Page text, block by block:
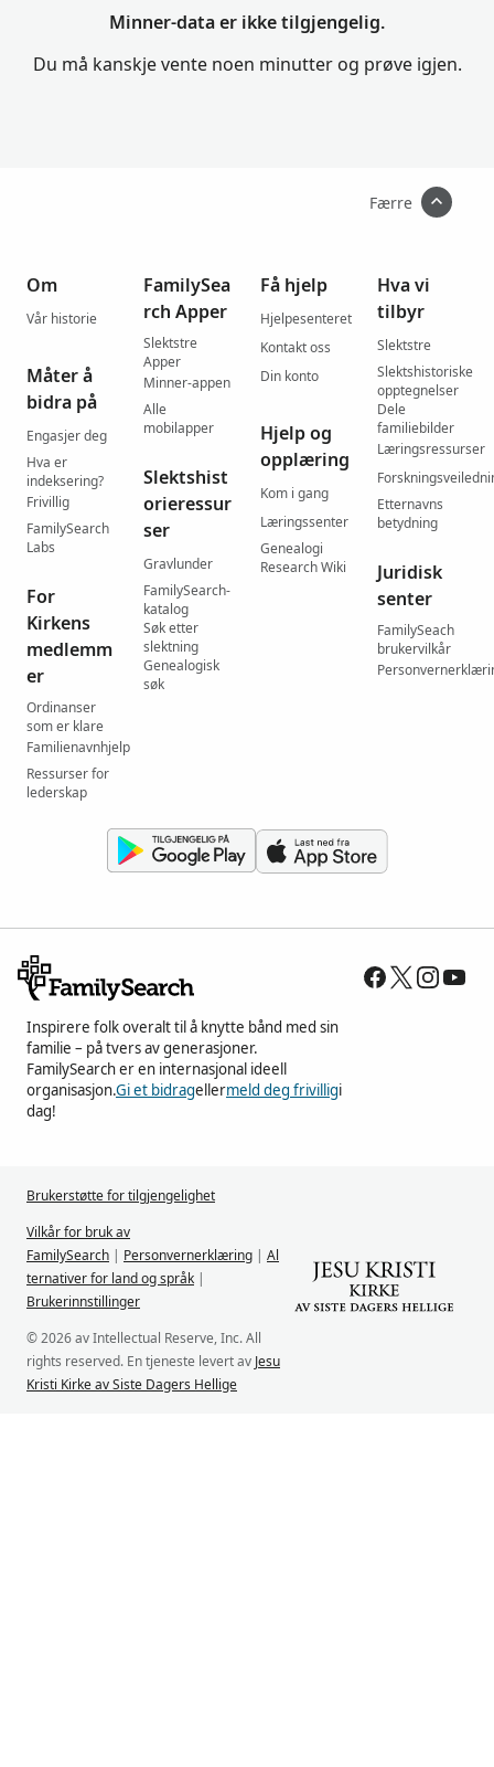
Minner-data er ikke tilgjengelig.
Du må kanskje vente noen minutter og prøve igjen.
Færre
Om
Vår historie
Måter å
bidra på
Engasjer deg
Hva er
indeksering?
Frivillig
FamilySearch
Labs
For
Kirkens
medlemm
er
Ordinanser
som er klare
Familienavnhjelp
Ressurser for
lederskap
FamilySea
rch Apper
Slektstre
Apper
Minner-appen
Alle
mobilapper
Slektshist
orieressur
ser
Gravlunder
FamilySearch-
katalog
Søk etter
slektning
Genealogisk
søk
Få hjelp
Hjelpesenteret
Kontakt oss
Din konto
Hjelp og
opplæring
Kom i gang
Læringssenter
Genealogi
Research Wiki
Hva vi
tilbyr
Slektstre
Slektshistoriske
opptegnelser
Dele
familiebilder
Læringsressurser
Etternavns
betydning
Juridisk
senter
FamilySeach
brukervilkår
Inspirere folk overalt til å knytte bånd med sin
familie – på tvers av generasjoner.
FamilySearch er en internasjonal ideell
organisasjon.Gi et bidragellermeld deg frivilligi
dag!
Brukerstøtte for tilgjengelighet
Vilkår for bruk av
FamilySearch | Personvernerklæring | Al
ternativer for land og språk |
Brukerinnstillinger
© 2026 av Intellectual Reserve, Inc. All
rights reserved. En tjeneste levert av Jesu
Kristi Kirke av Siste Dagers Hellige